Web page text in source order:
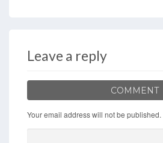
Leave a reply
COMMENT
Your email address will not be published.